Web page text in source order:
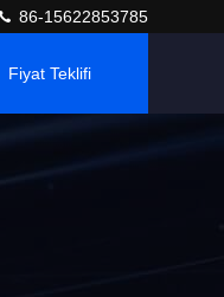
86-15622853785
Fiyat Teklifi